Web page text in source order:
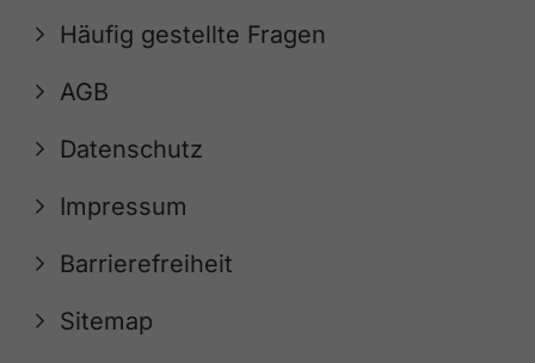
Häufig gestellte Fragen
AGB
Datenschutz
Impressum
Barrierefreiheit
Sitemap